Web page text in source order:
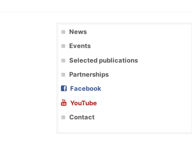
News
Events
Selected publications
Partnerships
Facebook
YouTube
Contact